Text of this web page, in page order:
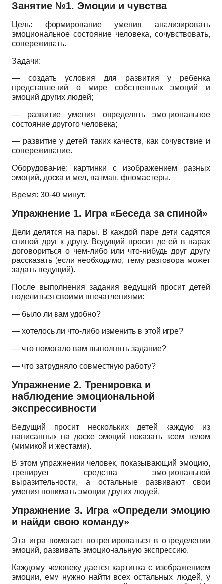
Занятие №1. Эмоции и чувства
Цель: формирование умения анализировать
эмоциональное состояние человека, сочувствовать,
сопереживать.
Задачи:
— создать условия для развития у ребенка
представлений о мире собственных эмоций и
эмоций других людей;
— развитие умения определять эмоциональное
состояние другого человека;
— развитие у детей таких качеств, как сочувствие и
сопереживание.
Оборудование: картинки с изображением разных
эмоций, доска и мел, ватман, фломастеры.
Время: 30-40 минут.
Упражнение 1. Игра «Беседа за спиной»
Дели делятся на пары. В каждой паре дети садятся
спиной друг к другу. Ведущий просит детей в парах
договориться о чем-либо или что-нибудь друг другу
рассказать (если необходимо, тему разговора может
задать ведущий).
После выполнения задания ведущий просит детей
поделиться своими впечатлениями:
— было ли вам удобно?
— хотелось ли что-либо изменить в этой игре?
— что помогало вам выполнять задание?
— что затрудняло совместную работу?
Упражнение 2. Тренировка и
наблюдение эмоциональной
экспрессивности
Ведущий просит нескольких детей каждую из
написанных на доске эмоций показать всем телом
(мимикой и жестами).
В этом упражнении человек, показывающий эмоцию,
тренирует средства эмоциональной
выразительности, а остальные развивают свои
умения понимать эмоции других людей.
Упражнение 3. Игра «Определи эмоцию
и найди свою команду»
Эта игра помогает потренироваться в определении
эмоций, развивать эмоциональную экспрессию.
Каждому человеку дается картинка с изображением
эмоции, ему нужно найти всех остальных людей, у